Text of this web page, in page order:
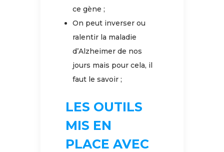
ce gène ;
On peut inverser ou
ralentir la maladie
d’Alzheimer de nos
jours mais pour cela, il
faut le savoir ;
LES OUTILS
MIS EN
PLACE AVEC